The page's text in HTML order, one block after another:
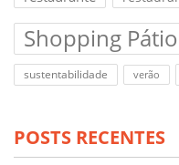
Shopping
sustentabilidade verão
POSTS RECENTES